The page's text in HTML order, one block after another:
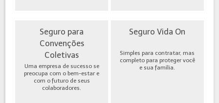
Seguro para
Convenções
Coletivas
Uma empresa de sucesso se
preocupa com o bem-estar e
com o futuro de seus
colaboradores.
Seguro Vida On
Simples para contratar, mas
completo para proteger você
e sua família.